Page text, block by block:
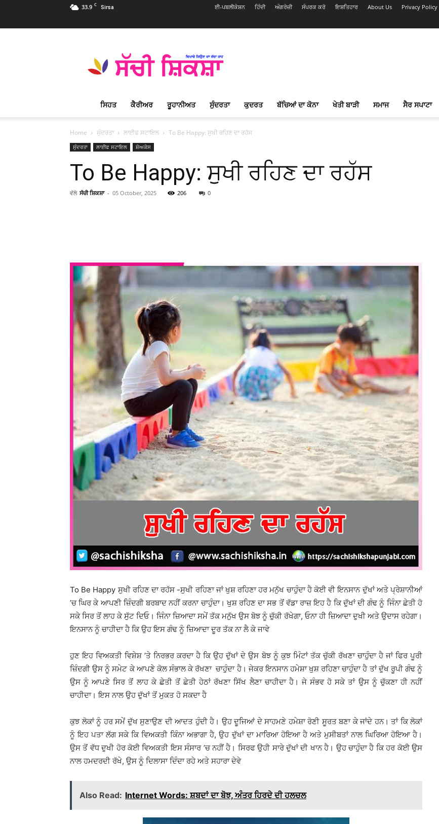
33.9 C Sirsa ਈ-ਪਬਲੀਕੇਸ਼ਨ ਹਿੰਦੀ ਅੰਗਰੇਜ਼ੀ ਸੰਪਰਕ ਕਰੋ ਇਸ਼ਤਿਹਾਰ About Us Privacy Policy
Shiksha
Punjabi
ਸ਼ਿਕਸ਼ਾ
ਪ੍ਰਸਿੱਧ
ਮੈਗਜ਼ੀਨ
ਸਿਹਤ ਕੈਰੀਅਰ ਰੂਹਾਨੀਅਤ ਸੁੰਦਰਤਾ ਕੁਦਰਤ ਬੱਚਿਆਂ ਦਾ ਕੋਨਾ ਖੇਤੀ ਬਾੜੀ ਸਮਾਜ ਸੈਰ ਸਪਾਟਾ
Home ਸੁੰਦਰਤਾ ਲਾਈਫ ਸਟਾਇਲ To Be Happy: ਸੁਖੀ ਰਹਿਣ ਦਾ ਰਹੱਸ
ਸੁੰਦਰਤਾ ਲਾਈਫ ਸਟਾਇਲ ਸ਼ੋਅਕੇਸ
To Be Happy: ਸੁਖੀ ਰਹਿਣ ਦਾ ਰਹੱਸ
ਵੱਲੋ ਸੱਚੀ ਸ਼ਿਕਸ਼ਾ - 05 October, 2025 206 0
To Be Happy ਸੁਖੀ ਰਹਿਣ ਦਾ ਰਹੱਸ -ਸੁਖੀ ਰਹਿਣਾ ਜਾਂ ਖੁਸ਼ ਰਹਿਣਾ ਹਰ ਮਨੁੱਖ ਚਾਹੁੰਦਾ ਹੈ ਕੋਈ ਵੀ ਇਨਸਾਨ ਦੁੱਖਾਂ ਅਤੇ ਪ੍ਰੇਸ਼ਾਨੀਆਂ
’ਚ ਘਿਰ ਕੇ ਆਪਣੀ ਜ਼ਿੰਦਗੀ ਬਰਬਾਦ ਨਹੀਂ ਕਰਨਾ ਚਾਹੁੰਦਾ। ਖੁਸ਼ ਰਹਿਣ ਦਾ ਸਭ ਤੋਂ ਵੱਡਾ ਰਾਜ਼ ਇਹ ਹੈ ਕਿ ਦੁੱਖਾਂ ਦੀ ਗੰਢ ਨੂੰ ਜਿੰਨਾ ਛੇਤੀ ਹੋ
ਸਕੇ ਸਿਰ ਤੋਂ ਲਾਹ ਕੇ ਸੁੱਟ ਦਿਓ। ਜਿੰਨਾ ਜ਼ਿਆਦਾ ਸਮੇਂ ਤੱਕ ਮਨੁੱਖ ਉਸ ਬੋਝ ਨੂੰ ਚੁੱਕੀ ਰੱਖੇਗਾ, ਓਨਾ ਹੀ ਜ਼ਿਆਦਾ ਦੁਖੀ ਅਤੇ ਉਦਾਸ ਰਹੇਗਾ।
ਇਨਸਾਨ ਨੂੰ ਚਾਹੀਦਾ ਹੈ ਕਿ ਉਹ ਇਸ ਗੰਢ ਨੂੰ ਜ਼ਿਆਦਾ ਦੂਰ ਤੱਕ ਨਾ ਲੈ ਕੇ ਜਾਵੇ
ਹੁਣ ਇਹ ਵਿਅਕਤੀ ਵਿਸ਼ੇਸ਼ ’ਤੇ ਨਿਰਭਰ ਕਰਦਾ ਹੈ ਕਿ ਉਹ ਦੁੱਖਾਂ ਦੇ ਉਸ ਬੋਝ ਨੂੰ ਕੁਝ ਮਿੰਟਾਂ ਤੱਕ ਚੁੱਕੀ ਰੱਖਣਾ ਚਾਹੁੰਦਾ ਹੈ ਜਾਂ ਫਿਰ ਪੂਰੀ
ਜ਼ਿੰਦਗੀ ਉਸ ਨੂੰ ਸਮੇਟ ਕੇ ਆਪਣੇ ਕੋਲ ਸੰਭਾਲ ਕੇ ਰੱਖਣਾ ਚਾਹੁੰਦਾ ਹੈ। ਜੇਕਰ ਇਨਸਾਨ ਹਮੇਸ਼ਾ ਖੁਸ਼ ਰਹਿਣਾ ਚਾਹੁੰਦਾ ਹੈ ਤਾਂ ਦੁੱਖ ਰੂਪੀ ਗੰਢ ਨੂੰ
ਉਸ ਨੂੰ ਆਪਣੇ ਸਿਰ ਤੋਂ ਲਾਹ ਕੇ ਛੇਤੀ ਤੋਂ ਛੇਤੀ ਹੇਠਾਂ ਰੱਖਣਾ ਸਿੱਖ ਲੈਣਾ ਚਾਹੀਦਾ ਹੈ। ਜੇ ਸੰਭਵ ਹੋ ਸਕੇ ਤਾਂ ਉਸ ਨੂੰ ਚੁੱਕਣਾ ਹੀ ਨਹੀਂ
ਚਾਹੀਦਾ। ਇਸ ਨਾਲ ਉਹ ਦੁੱਖਾਂ ਤੋਂ ਮੁਕਤ ਹੋ ਸਕਦਾ ਹੈ
ਕੁਝ ਲੋਕਾਂ ਨੂੰ ਹਰ ਸਮੇਂ ਦੁੱਖ ਸੁਣਾਉਣ ਦੀ ਆਦਤ ਹੁੰਦੀ ਹੈ। ਉਹ ਦੂਜਿਆਂ ਦੇ ਸਾਹਮਣੇ ਹਮੇਸ਼ਾ ਰੋਣੀ ਸੂਰਤ ਬਣਾ ਕੇ ਜਾਂਦੇ ਹਨ। ਤਾਂ ਕਿ ਲੋਕਾਂ
ਨੂੰ ਇਹ ਪਤਾ ਲੱਗ ਸਕੇ ਕਿ ਵਿਅਕਤੀ ਕਿੰਨਾ ਅਭਾਗਾ ਹੈ, ਉਹ ਦੁੱਖਾਂ ਦਾ ਮਾਰਿਆ ਹੋਇਆ ਹੈ ਅਤੇ ਮੁਸੀਬਤਾਂ ਨਾਲ ਘਿਰਿਆ ਹੋਇਆ ਹੈ।
ਉਸ ਤੋਂ ਵੱਧ ਦੁਖੀ ਹੋਰ ਕੋਈ ਵਿਅਕਤੀ ਇਸ ਸੰਸਾਰ ’ਚ ਨਹੀਂ ਹੈ। ਸਿਰਫ ਉਹੀ ਸਾਰੇ ਦੁੱਖਾਂ ਦੀ ਖਾਨ ਹੈ। ਉਹ ਚਾਹੁੰਦਾ ਹੈ ਕਿ ਹਰ ਕੋਈ ਉਸ
ਨਾਲ ਹਮਦਰਦੀ ਰੱਖੇ, ਉਸ ਨੂੰ ਦਿਲਾਸਾ ਦਿੰਦਾ ਰਹੇ ਅਤੇ ਸਹਾਰਾ ਦੇਵੇ
Also Read: Internet Words: ਸ਼ਬਦਾਂ ਦਾ ਬੋਝ, ਅੰਤਰ ਹਿਰਦੇ ਦੀ ਹਲਚਲ